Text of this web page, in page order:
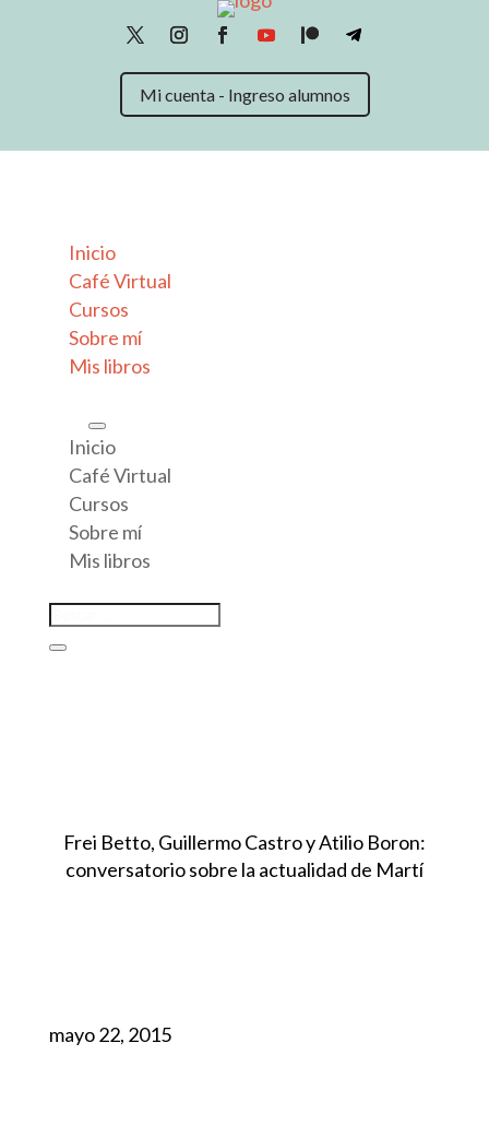
Mi cuenta - Ingreso alumnos
Inicio
Café Virtual
Cursos
Sobre mí
Mis libros
Inicio
Café Virtual
Cursos
Sobre mí
Mis libros
Frei Betto, Guillermo Castro y Atilio Boron:
conversatorio sobre la actualidad de Martí
mayo 22, 2015